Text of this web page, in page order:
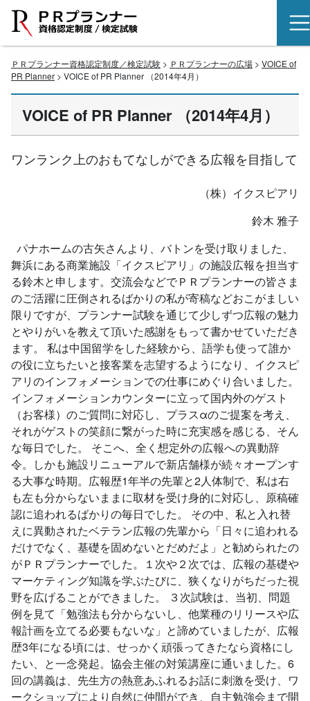
ＰＲプランナー資格認定制度／検定試験 > ＰＲプランナーの広場 > VOICE of
PR Planner > VOICE of PR Planner （2014年4月）
VOICE of PR Planner （2014年4月）
ワンランク上のおもてなしができる広報を目指して
（株）イクスピアリ
鈴木 雅子
パナホームの古矢さんより、バトンを受け取りました、
舞浜にある商業施設「イクスピアリ」の施設広報を担当す
る鈴木と申します。交流会などでＰＲプランナーの皆さま
のご活躍に圧倒されるばかりの私が寄稿などおこがましい
限りですが、プランナー試験を通じて少しずつ広報の魅力
とやりがいを教えて頂いた感謝をもって書かせていただき
ます。 私は中国留学をした経験から、語学も使って誰か
の役に立ちたいと接客業を志望するようになり、イクスピ
アリのインフォメーションでの仕事にめぐり合いました。
インフォメーションカウンターに立って国内外のゲスト
（お客様）のご質問に対応し、プラスαのご提案を考え、
それがゲストの笑顔に繋がった時に充実感を感じる、そん
な毎日でした。 そこへ、全く想定外の広報への異動辞
令。しかも施設リニューアルで新店舗様が続々オープンす
る大事な時期。広報歴1年半の先輩と2人体制で、私は右
も左も分からないままに取材を受け身的に対応し、原稿確
認に追われるばかりの毎日でした。 その中、私と入れ替
えに異動されたベテラン広報の先輩から「日々に追われる
だけでなく、基礎を固めないとだめだよ」と勧められたの
がＰＲプランナーでした。１次や２次では、広報の基礎や
マーケティング知識を学ぶたびに、狭くなりがちだった視
野を広げることができました。 ３次試験は、当初、問題
例を見て「勉強法も分からないし、他業種のリリースや広
報計画を立てる必要もないな」と諦めていましたが、広報
歴3年になる頃には、せっかく頑張ってきたなら資格にし
たい、と一念発起。協会主催の対策講座に通いました。6
回の講義は、先生方の熱意あふれるお話に刺激を受け、ワ
ークショップにより自然に仲間ができ、自主勉強会まで開